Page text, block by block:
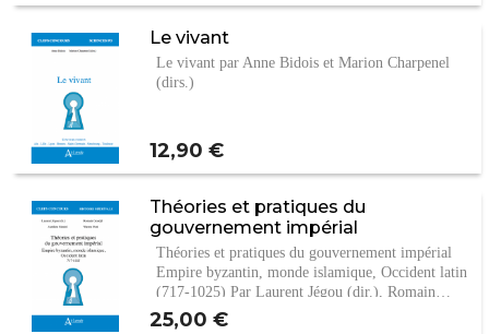
Le vivant
Le vivant par Anne Bidois et Marion Charpenel
(dirs.)
Prix
12,90 €
Théories et pratiques du
gouvernement impérial
Théories et pratiques du gouvernement impérial
Empire byzantin, monde islamique, Occident latin
(717-1025) Par Laurent Jégou (dir.), Romain…
Prix
25,00 €